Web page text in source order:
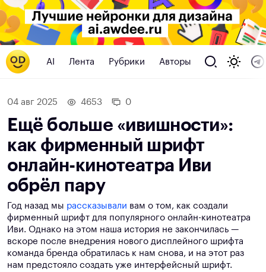
AI Лента Рубрики Авторы
04 авг 2025 4653 0
Ещё больше «ивишности»:
как фирменный шрифт
онлайн-кинотеатра Иви
обрёл пару
Год назад мы рассказывали вам о том, как создали
фирменный шрифт для популярного онлайн-кинотеатра
Иви. Однако на этом наша история не закончилась —
вскоре после внедрения нового дисплейного шрифта
команда бренда обратилась к нам снова, и на этот раз
нам предстояло создать уже интерфейсный шрифт.